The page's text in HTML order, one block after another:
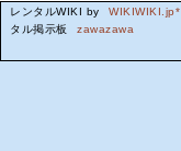
レンタルWIKI by WIKIWIKI.jp*
タル掲示板
zawazawa